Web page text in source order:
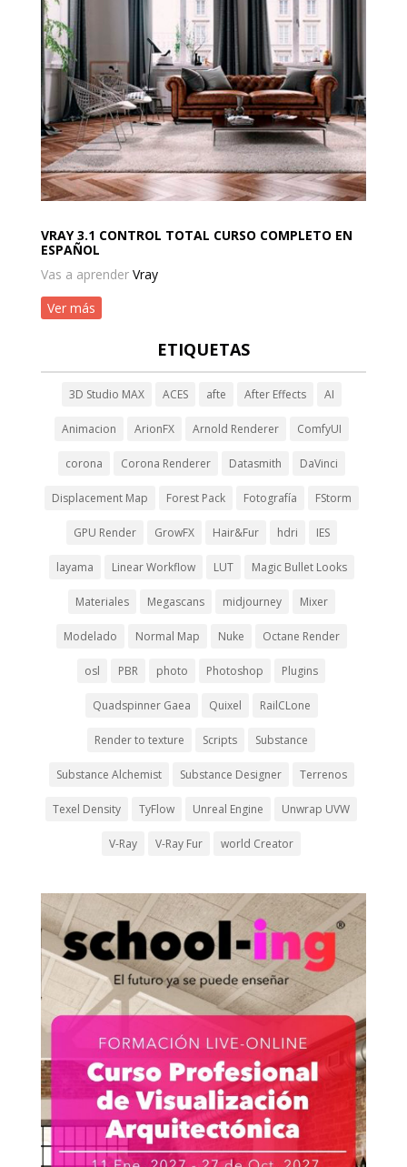
VRAY 3.1 CONTROL TOTAL CURSO COMPLETO EN
ESPAÑOL
Vas a aprender Vray
Ver más
ETIQUETAS
3D Studio MAX ACES afte After Effects AI
Animacion ArionFX Arnold Renderer ComfyUI
corona Corona Renderer Datasmith DaVinci
Displacement Map Forest Pack Fotografía FStorm
GPU Render GrowFX Hair&Fur hdri IES
layama Linear Workflow LUT Magic Bullet Looks
Materiales Megascans midjourney Mixer
Modelado Normal Map Nuke Octane Render
osl PBR photo Photoshop Plugins
Quadspinner Gaea Quixel RailCLone
Render to texture Scripts Substance
Substance Alchemist Substance Designer Terrenos
Texel Density TyFlow Unreal Engine Unwrap UVW
V-Ray V-Ray Fur world Creator